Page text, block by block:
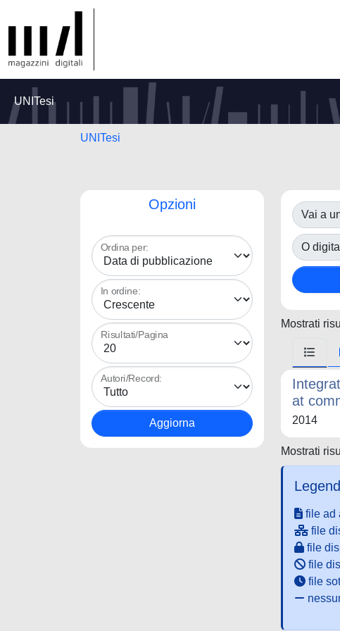
UNITesi
UNITesi
Opzioni
Ordina per:
In ordine:
Risultati/Pagina
Autori/Record:
Vai a
O
Mostrati
at
2014
Mostrati
file ad
file
file
file
file